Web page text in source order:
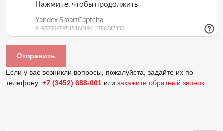
Если у вас возникли вопросы, пожалуйста, задайте их по
телефону: +7 (3452) 688-001 или закажите обратный звонок